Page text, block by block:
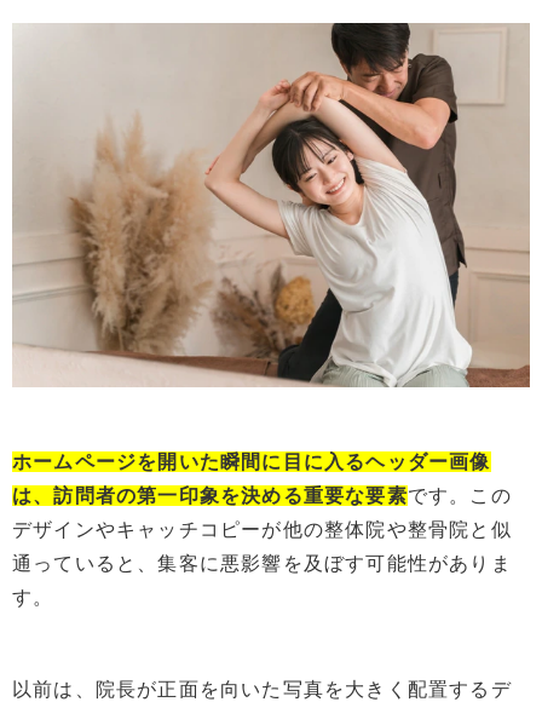
ホームページを開いた瞬間に目に入るヘッダー画像
は、訪問者の第一印象を決める重要な要素です。この
デザインやキャッチコピーが他の整体院や整骨院と似
通っていると、集客に悪影響を及ぼす可能性がありま
す。
以前は、院長が正面を向いた写真を大きく配置するデ